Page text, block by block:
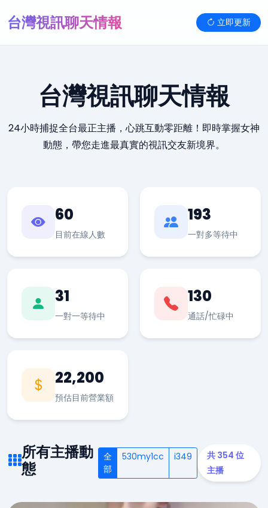
台灣視訊聊天情報 立即更新
台灣視訊聊天情報
24小時捕捉全台最正主播，心跳互動零距離！即時掌握女神
動態，帶您走進最真實的視訊交友新境界。
60
目前在線人數
193
一對多等待中
31
一對一等待中
130
通話/忙碌中
22,200
預估目前營業額
所有主播動
態
全
部
530my1cc i349
共 354 位
主播